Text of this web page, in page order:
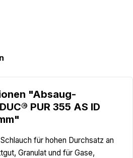
"Absaug-
PUR 355 AS ID
für hohen Durchsatz an
Granulat und für Gase,